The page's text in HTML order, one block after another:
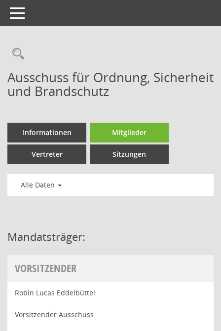
Toggle
navigation
Ausschuss für Ordnung, Sicherheit
und Brandschutz
Informationen Mitglieder
Vertreter Sitzungen
Alle Daten
Mandatsträger:
VORSITZENDER
Robin Lucas Eddelbüttel
Vorsitzender Ausschuss